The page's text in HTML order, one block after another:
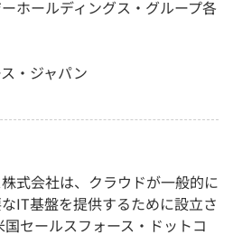
ホールディングス・グループ各
・ジャパン
式会社は、クラウドが一般的に
IT基盤を提供するために設立さ
セールスフォース・ドットコ